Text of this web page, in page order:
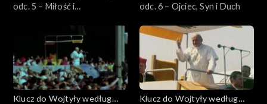
Łuczewskiego
odc. 5 – Miłość i
Łuczewskiego
odc. 6 – Ojciec, Syn i Duch
Klucz do Wojtyły według
Klucz do Wojtyły według